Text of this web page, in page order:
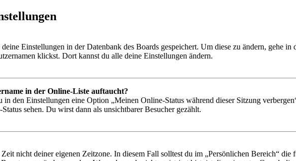
Einstellungen in der Datenbank des Boards gespeichert. Um diese zu ändern, gehe
klickst. Dort kannst du alle deine Einstellungen ändern.
in der Online-Liste auftaucht?
den Einstellungen eine Option „Meinen Online-Status während dieser Sitzung
sehen. Du wirst dann als unsichtbarer Besucher gezählt.
nicht deiner eigenen Zeitzone. In diesem Fall solltest du im „Persönlichen Bereich“